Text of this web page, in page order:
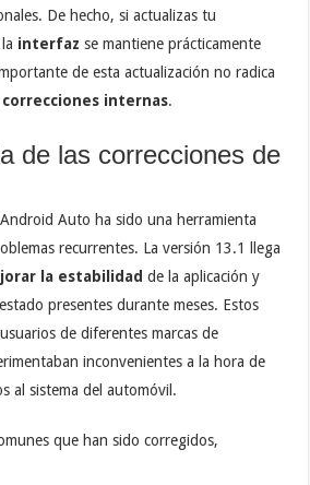
De hecho, si actualizas tu
interfaz se mantiene prácticamente
de esta actualización no radica
correcciones internas.
de las correcciones de
Auto ha sido una herramienta
recurrentes. La versión 13.1 llega
la estabilidad de la aplicación y
presentes durante meses. Estos
de diferentes marcas de
inconvenientes a la hora de
al sistema del automóvil.
que han sido corregidos,